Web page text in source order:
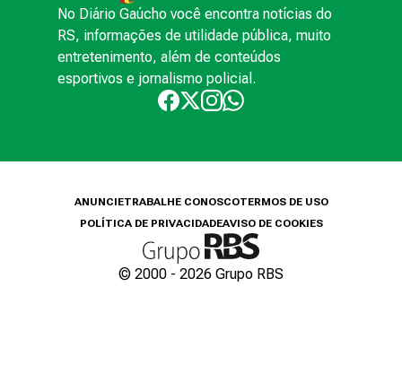
No Diário Gaúcho você encontra notícias do
RS, informações de utilidade pública, muito
entretenimento, além de conteúdos
esportivos e jornalismo policial.
ANUNCIETRABALHE CONOSCOTERMOS DE USO
POLÍTICA DE PRIVACIDADEAVISO DE COOKIES
© 2000 - 2026 Grupo RBS